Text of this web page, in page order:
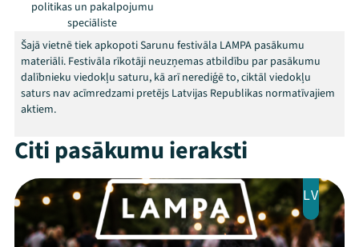
Arhīvs
Viņi bija LAMPĀ 2026
Ziedo
Veikals
Kontakti
politikas un pakalpojumu
speciāliste
Šajā vietnē tiek apkopoti Sarunu festivāla LAMPA pasākumu
materiāli. Festivāla rīkotāji neuzņemas atbildību par pasākumu
dalībnieku viedokļu saturu, kā arī nerediģē to, ciktāl viedokļu
saturs nav acīmredzami pretējs Latvijas Republikas normatīvajiem
aktiem.
Citi pasākumu ieraksti
LV